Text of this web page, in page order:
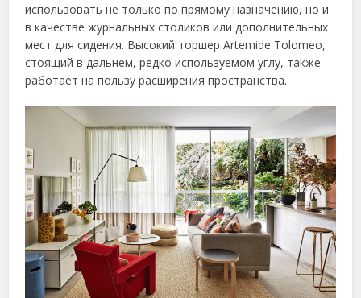
использовать не только по прямому назначению, но и
в качестве журнальных столиков или дополнительных
мест для сидения. Высокий торшер Artemide Tolomeo,
стоящий в дальнем, редко используемом углу, также
работает на пользу расширения пространства.